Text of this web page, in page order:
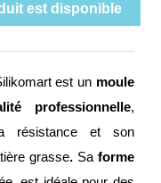
est disponible
est un moule
professionnelle,
résistance et son
grasse. Sa forme